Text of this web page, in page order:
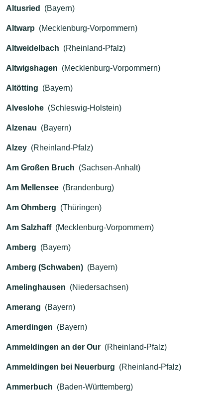
Altusried (Bayern)
Altwarp (Mecklenburg-Vorpommern)
Altweidelbach (Rheinland-Pfalz)
Altwigshagen (Mecklenburg-Vorpommern)
Altötting (Bayern)
Alveslohe (Schleswig-Holstein)
Alzenau (Bayern)
Alzey (Rheinland-Pfalz)
Am Großen Bruch (Sachsen-Anhalt)
Am Mellensee (Brandenburg)
Am Ohmberg (Thüringen)
Am Salzhaff (Mecklenburg-Vorpommern)
Amberg (Bayern)
Amberg (Schwaben) (Bayern)
Amelinghausen (Niedersachsen)
Amerang (Bayern)
Amerdingen (Bayern)
Ammeldingen an der Our (Rheinland-Pfalz)
Ammeldingen bei Neuerburg (Rheinland-Pfalz)
Ammerbuch (Baden-Württemberg)